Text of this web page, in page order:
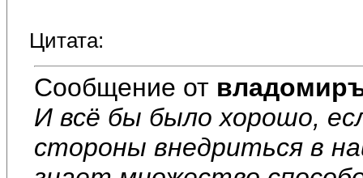
Цитата:
Сообщение от
И всё бы было хорошо,
стороны внедриться в